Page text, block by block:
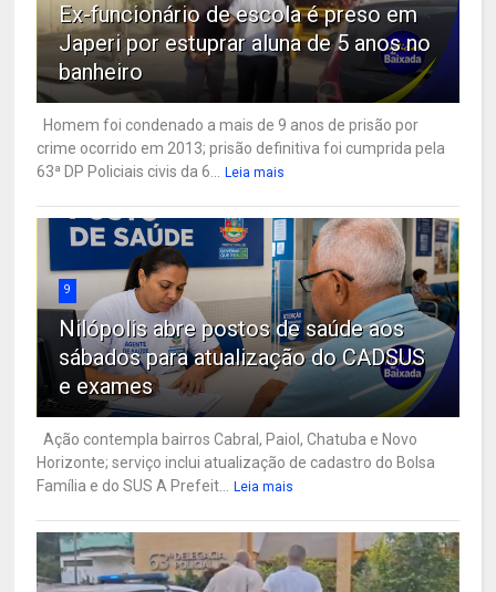
Ex-funcionário de escola é preso em
Japeri por estuprar aluna de 5 anos no
banheiro
Homem foi condenado a mais de 9 anos de prisão por
crime ocorrido em 2013; prisão definitiva foi cumprida pela
63ª DP Policiais civis da 6... Leia mais
9
Nilópolis abre postos de saúde aos
sábados para atualização do CADSUS
e exames
Ação contempla bairros Cabral, Paiol, Chatuba e Novo
Horizonte; serviço inclui atualização de cadastro do Bolsa
Família e do SUS A Prefeit... Leia mais